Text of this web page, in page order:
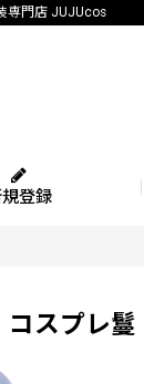
専門店 JUJUcos
登録
スプレ